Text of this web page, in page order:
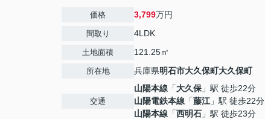
価格 3,799万円
間取り 4LDK
土地面積 121.25㎡
所在地 兵庫県明石市大久保町大久保町
交通
山陽本線 「大久保 」駅 徒歩22分
山陽電鉄本線 「藤江 」駅 徒歩22分
山陽本線 「西明石 」駅 徒歩23分